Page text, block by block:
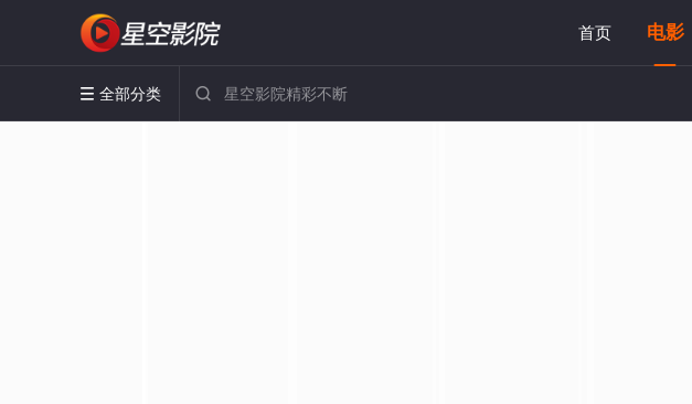
首页 电影
 全部分类 